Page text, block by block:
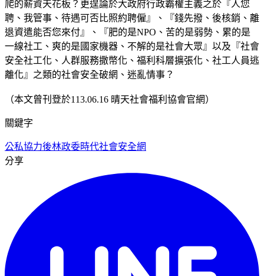
爬的薪資天花板？更遑論於大政府行政霸權主義之於『人您
聘、我管事、待遇可否比照約聘僱』、『錢先撥、後核銷、離
退資遣能否您來付』、『肥的是NPO、苦的是弱勢、累的是
一線社工、爽的是國家機器、不解的是社會大眾』以及『社會
安全社工化、人群服務撒幣化、福利科層擴張化、社工人員逃
離化』之類的社會安全破網、迷亂情事？
（本文曾刊登於113.06.16 晴天社會福利協會官網）
關鍵字
公私協力後林政委時代社會安全網
分享